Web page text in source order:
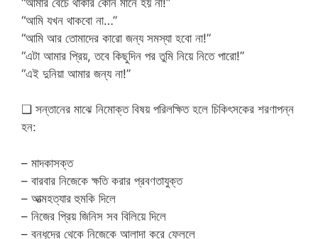
“আমি যখন থাকবো না…”
“আমি আর তোমাদের কারো জন্য সমস্যা হবো না!”
“এটা আমার প্রিয়, তবে কিছুদিন পর তুমি নিয়ে নিতে পারো!”
“এই দুনিয়া আমার জন্য না!”
❑ সন্তানের মাঝে নিমোক্ত বিষয় পরিলক্ষিত হলে চিকিৎসকের শরণাপন্ন
হন:
– মাদকাসক্ত
– বারবার নিজেকে ক্ষতি করার প্রবণতাযুক্ত
– আত্মহত্যার হুমকি দিলে
– নিজের প্রিয় জিনিস সব বিলিয়ে দিলে
– বন্ধুদের থেকে নিজেকে আলাদা করে ফেললে